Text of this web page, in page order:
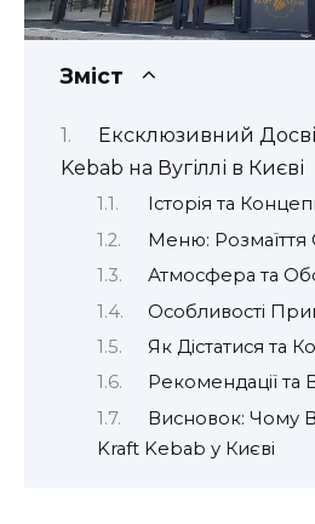
Зміст
Ексклюзивний
Kebab на Вугіллі в Києві
Історія та
Меню: Розмаїття
Атмосфера та
Особливості
Як Дістатися та
Рекомендації та
Висновок: Чому
Kraft Kebab у Києві